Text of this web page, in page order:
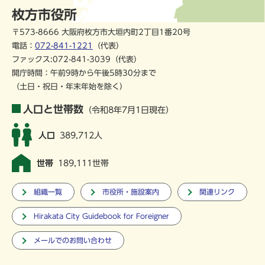
枚方市役所
〒573-8666 大阪府枚方市大垣内町2丁目1番20号
電話： 072-841-1221
（代表）
ファックス:072-841-3039（代表）
開庁時間：午前9時から午後5時30分まで
（土日・祝日・年末年始を除く）
人口と世帯数 （令和8年7月1日現在）
人口 389,712人
世帯 189,111世帯
組織一覧 市役所・施設案内 関連リンク
Hirakata City Guidebook for Foreigner
メールでのお問い合わせ